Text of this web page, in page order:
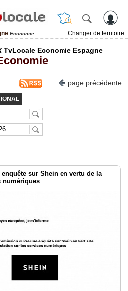
Economie
Changer de territoire
TvLocale Economie Espagne
page précédente
sur Shein en vertu de la
numériques